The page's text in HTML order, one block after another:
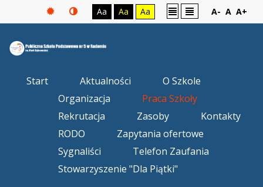
Aa Aa Aa A- A A+
Start Aktualności
O Szkole
Organizacja
Praca Szkoły
Rekrutacja
Zasoby
Kontakty
RODO
Zapytania ofertowe
Sygnaliści
Telefon Zaufania
Stowarzyszenie "Dla Piątki"